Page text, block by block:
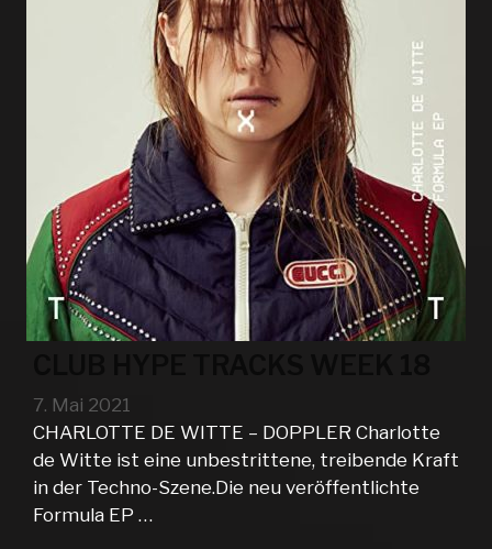
7. Mai 2021
CHARLOTTE DE WITTE – DOPPLER Charlotte
de Witte ist eine unbestrittene, treibende Kraft
in der Techno-Szene.Die neu veröffentlichte
Formula EP …